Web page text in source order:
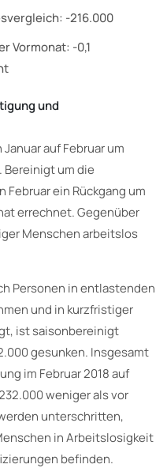
-216.000
Vormonat: -0,1
und
auf Februar um
um die
ein Rückgang um
errechnet. Gegenüber
Menschen arbeitslos
Personen in entlastenden
und in kurzfristiger
ist saisonbereinigt
gesunken. Insgesamt
im Februar 2018 auf
weniger als vor
unterschritten,
in Arbeitslosigkeit
befinden.